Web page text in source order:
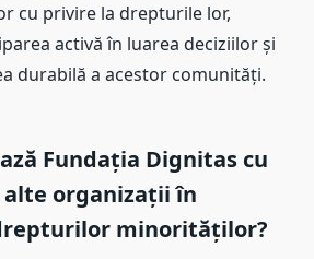
cu privire la drepturile lor,
activă în luarea deciziilor și
durabilă a acestor comunități.
Fundația Dignitas cu
organizații în
minorităților?